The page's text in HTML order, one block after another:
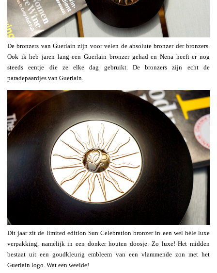
De bronzers van Guerlain zijn voor velen de absolute bronzer der bronzers.
Ook ik heb jaren lang een Guerlain bronzer gehad en Nena heeft er nog
steeds eentje die ze elke dag gebruikt. De bronzers zijn echt de
paradepaardjes van Guerlain.
Dit jaar zit de limited edition Sun Celebration bronzer in een wel héle luxe
verpakking, namelijk in een donker houten doosje. Zo luxe! Het midden
bestaat uit een goudkleurig embleem van een vlammende zon met het
Guerlain logo. Wat een weelde!